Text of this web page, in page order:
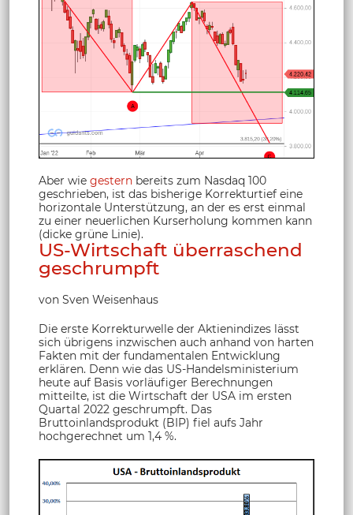
Aber wie gestern bereits zum Nasdaq 100
geschrieben, ist das bisherige Korrekturtief eine
horizontale Unterstützung, an der es erst einmal
zu einer neuerlichen Kurserholung kommen kann
(dicke grüne Linie).
US-Wirtschaft überraschend
geschrumpft
von Sven Weisenhaus
Die erste Korrekturwelle der Aktienindizes lässt
sich übrigens inzwischen auch anhand von harten
Fakten mit der fundamentalen Entwicklung
erklären. Denn wie das US-Handelsministerium
heute auf Basis vorläufiger Berechnungen
mitteilte, ist die Wirtschaft der USA im ersten
Quartal 2022 geschrumpft. Das
Bruttoinlandsprodukt (BIP) fiel aufs Jahr
hochgerechnet um 1,4 %.